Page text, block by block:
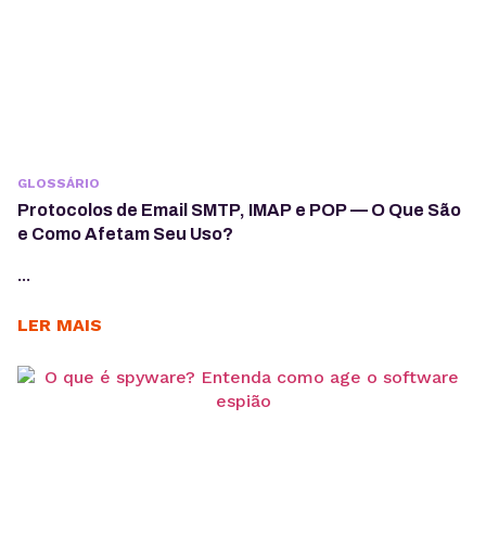
GLOSSÁRIO
Protocolos de Email SMTP, IMAP e POP — O Que São
e Como Afetam Seu Uso?
...
LER MAIS